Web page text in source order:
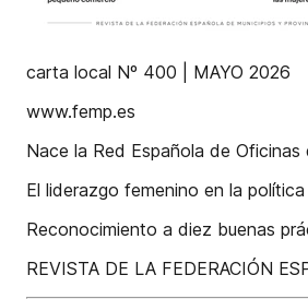
carta local Nº 400 | MAYO 2026
www.femp.es
Nace la Red Española de
El liderazgo femenino en la
Reconocimiento a diez buenas
REVISTA DE LA FEDERACIÓN